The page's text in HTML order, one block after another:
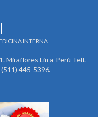
INTERNA
Miraflores Lima-Perú Telf.
445-5396.